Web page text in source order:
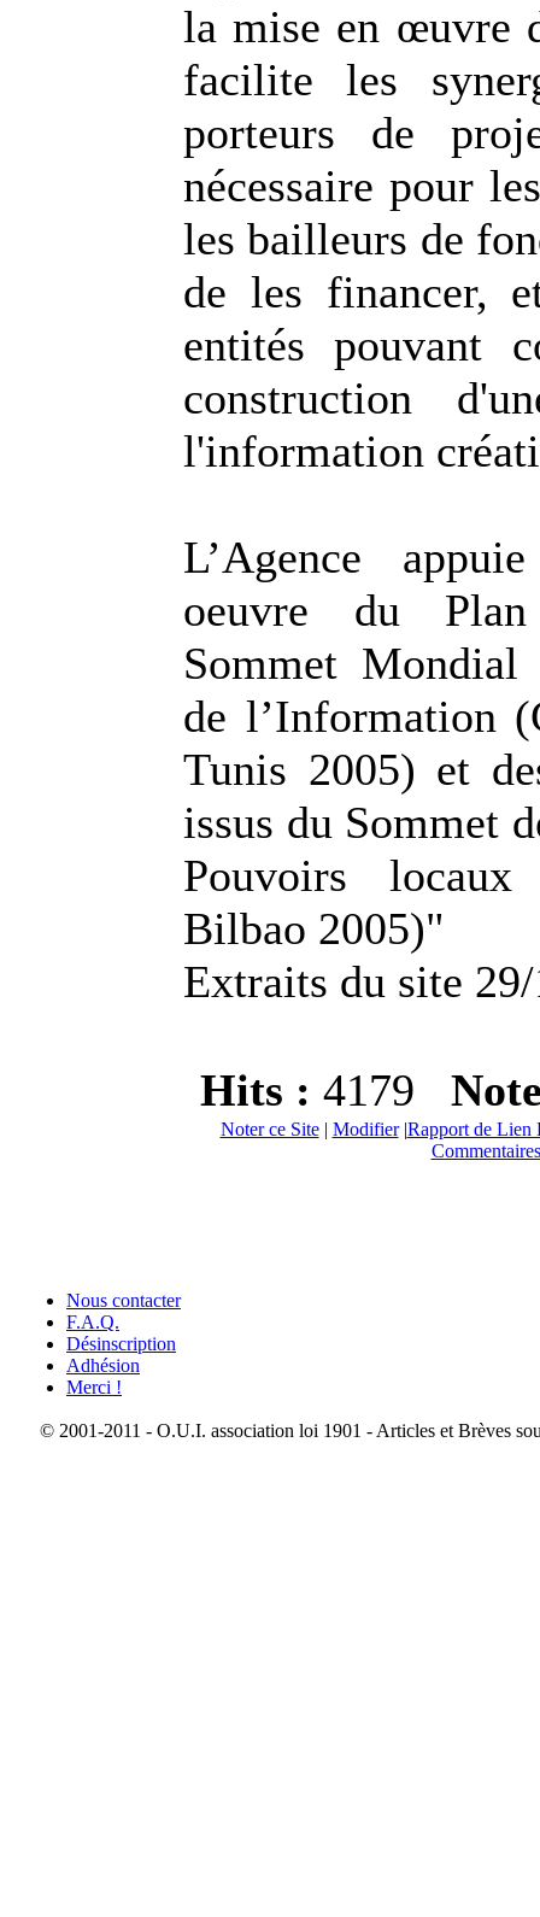
la mise en œuvre
facilite les
porteurs de
nécessaire pour
les bailleurs de
de les financer,
entités pouvant
construction
l'information
L’Agence
oeuvre du
Sommet
de l’Information
Tunis 2005) et
issus du Sommet
Pouvoirs
Bilbao 2005)"
Extraits du site
Hits : 4179
Noter ce Site| Modifier|Rapport de Lien
Nous contacter
F.A.Q.
Désinscription
Adhésion
Merci !
© 2001-2011 - O.U.I. association loi 1901 - Articles et Brèves